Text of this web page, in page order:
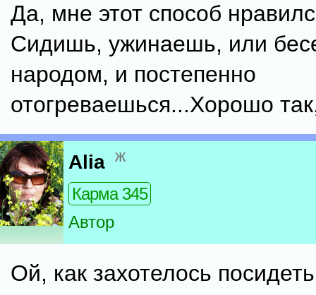
Да, мне этот способ
Сидишь, ужинаешь, или
народом, и постепенно
отогреваешься...Хорошо
Alia ж
Карма 345
Автор
Ой, как захотелось